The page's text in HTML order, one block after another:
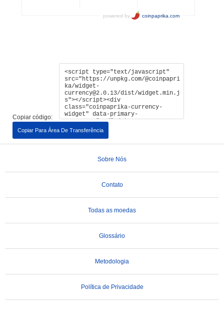
Copiar código:
Copiar Para Área De Transferência
Sobre Nós
Contato
Todas as moedas
Glossário
Metodologia
Política de Privacidade